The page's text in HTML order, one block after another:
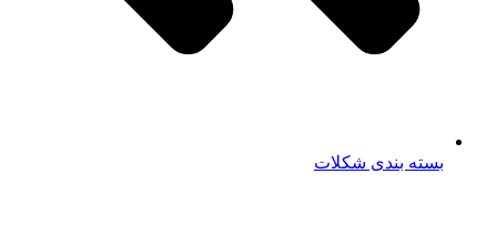
بسته بندی شکلات